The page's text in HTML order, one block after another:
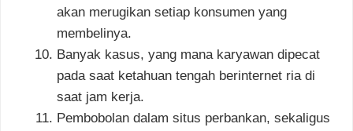
akan merugikan setiap konsumen yang
membelinya.
Banyak kasus, yang mana karyawan dipecat
pada saat ketahuan tengah berinternet ria di
saat jam kerja.
Pembobolan dalam situs perbankan, sekaligus